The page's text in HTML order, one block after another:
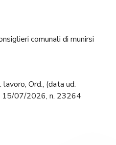
comunali di munirsi
lavoro, Ord., (data ud.
07/2026, n. 23264